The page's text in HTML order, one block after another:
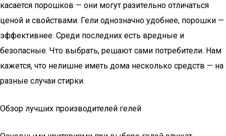
касается порошков — они могут разительно отличаться
ценой и свойствами. Гели однозначно удобнее, порошки —
эффективнее. Среди последних есть вредные и
безопасные. Что выбрать, решают сами потребители. Нам
кажется, что нелишне иметь дома несколько средств — на
разные случаи стирки.
Обзор лучших производителей гелей